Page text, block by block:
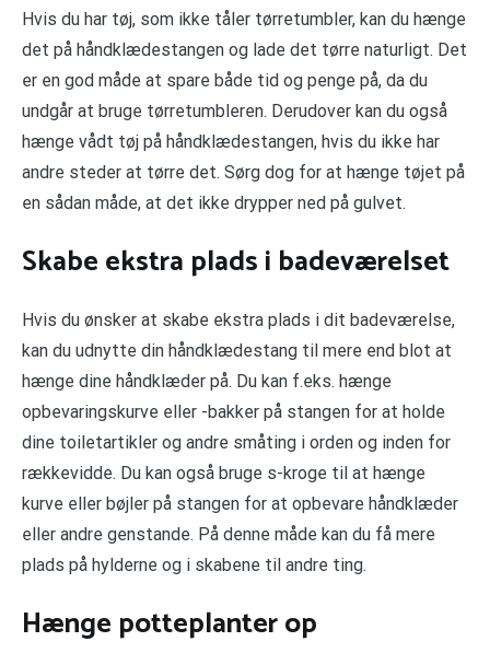
Hvis du har tøj, som ikke tåler tørretumbler, kan du hænge
det på håndklædestangen og lade det tørre naturligt. Det
er en god måde at spare både tid og penge på, da du
undgår at bruge tørretumbleren. Derudover kan du også
hænge vådt tøj på håndklædestangen, hvis du ikke har
andre steder at tørre det. Sørg dog for at hænge tøjet på
en sådan måde, at det ikke drypper ned på gulvet.
Skabe ekstra plads i badeværelset
Hvis du ønsker at skabe ekstra plads i dit badeværelse,
kan du udnytte din håndklædestang til mere end blot at
hænge dine håndklæder på. Du kan f.eks. hænge
opbevaringskurve eller -bakker på stangen for at holde
dine toiletartikler og andre småting i orden og inden for
rækkevidde. Du kan også bruge s-kroge til at hænge
kurve eller bøjler på stangen for at opbevare håndklæder
eller andre genstande. På denne måde kan du få mere
plads på hylderne og i skabene til andre ting.
Hænge potteplanter op